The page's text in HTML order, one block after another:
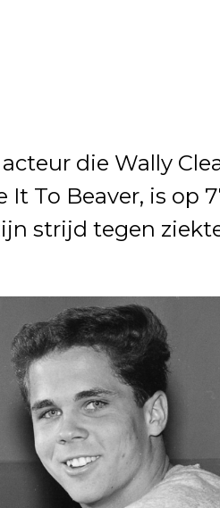
die Wally
It To Beaver, is op
strijd tegen